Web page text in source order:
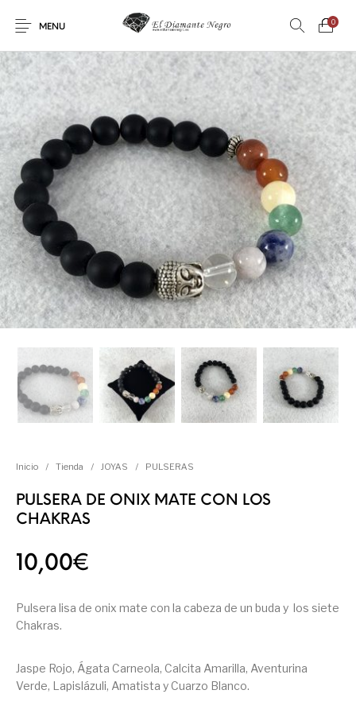
MENU
0
Novedades En oferta ! DECORACIÓN DINOSAURIOS
ESOTERISMO FÓSILES JOYAS METEORITOS
MINERALES
PRODUCTOS DE
CONSUMO
Inicio / Tienda / JOYAS / PULSERAS
PULSERA DE ONIX MATE CON LOS
CHAKRAS
10,00€
Pulsera lisa de onix mate con la cabeza de un buda y los siete
Chakras.
Jaspe Rojo, Ágata Carneola, Calcita Amarilla, Aventurina
Verde, Lapislázuli, Amatista y Cuarzo Blanco.